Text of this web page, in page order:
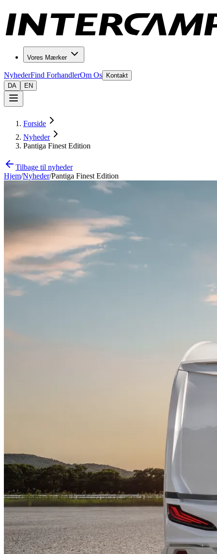
Vores Mærker
NyhederFind ForhandlerOm Os
Kontakt
DA
EN
Forside
Nyheder
Pantiga Finest Edition
Tilbage til nyheder
Hjem/Nyheder/Pantiga Finest Edition